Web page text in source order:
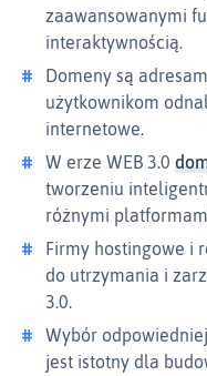
zaawansowanymi
interaktywnością.
Domeny są
użytkownikom
internetowe.
W erze WEB 3.0
tworzeniu
różnymi
Firmy hostingowe i
do utrzymania i
3.0.
Wybór
jest istotny dla